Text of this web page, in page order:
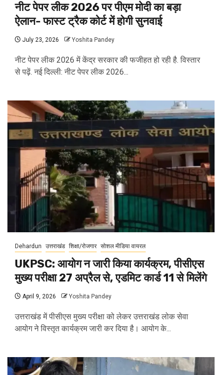
नीट पेपर लीक 2026 पर पीएम मोदी का बड़ा
ऐलान- फास्ट ट्रैक कोर्ट में होगी सुनवाई
July 23, 2026 Yoshita Pandey
नीट पेपर लीक 2026 में केंद्र सरकार की फजीहत हो रही है. विस्तार
से पढ़ें. नई दिल्ली: नीट पेपर लीक 2026...
Dehardun उत्तराखंड शिक्षा/रोजगार सोशल मीडिया वायरल
UKPSC: आयोग न जारी किया कार्यक्रम, पीसीएस
मुख्य परीक्षा 27 अप्रैल से, एडमिट कार्ड 11 से मिलेंगे
April 9, 2026 Yoshita Pandey
उत्तराखंड में पीसीएस मुख्य परीक्षा को लेकर उत्तराखंड लोक सेवा
आयोग ने विस्तृत कार्यक्रम जारी कर दिया है। आयोग के...